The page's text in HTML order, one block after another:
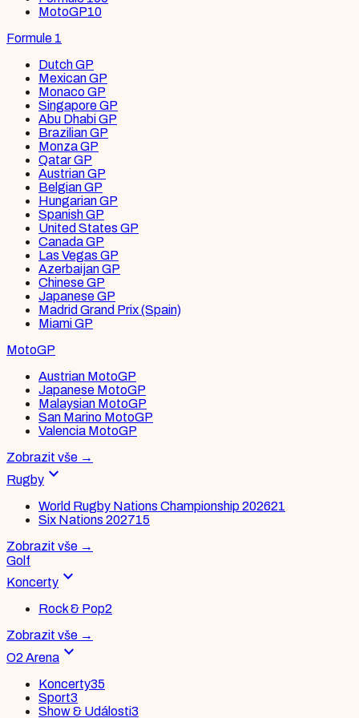
MotoGP10
Formule 1
Dutch GP
Mexican GP
Monaco GP
Singapore GP
Abu Dhabi GP
Brazilian GP
Monza GP
Qatar GP
Austrian GP
Belgian GP
Hungarian GP
Spanish GP
United States GP
Canada GP
Las Vegas GP
Azerbaijan GP
Chinese GP
Japanese GP
Madrid Grand Prix (Spain)
Miami GP
MotoGP
Austrian MotoGP
Japanese MotoGP
Malaysian MotoGP
San Marino MotoGP
Valencia MotoGP
Zobrazit vše →
Rugby expand_more
World Rugby Nations Championship 202621
Six Nations 202715
Zobrazit vše →
Golf
Koncerty expand_more
Rock & Pop2
Zobrazit vše →
O2 Arena expand_more
Koncerty35
Sport3
Show & Události3